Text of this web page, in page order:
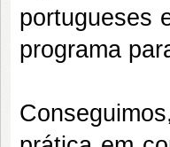
portugueses
programa